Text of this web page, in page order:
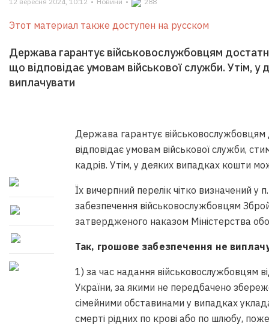
Этот материал также доступен на русском
Держава гарантує військовослужбовцям
що відповідає умовам військової служби. Утім,
виплачувати
Держава гарантує військовослужбовцям
відповідає умовам військової служби,
кадрів. Утім, у деяких випадках кошти
Їх вичерпний перелік чітко визначений
забезпечення військовослужбовцям
затвердженого наказом Міністерства
Так, грошове забезпечення не
1) за час надання військовослужбовцям
України, за якими не передбачено
сімейними обставинами у випадках
смерті рідних по крові або по шлюбу,